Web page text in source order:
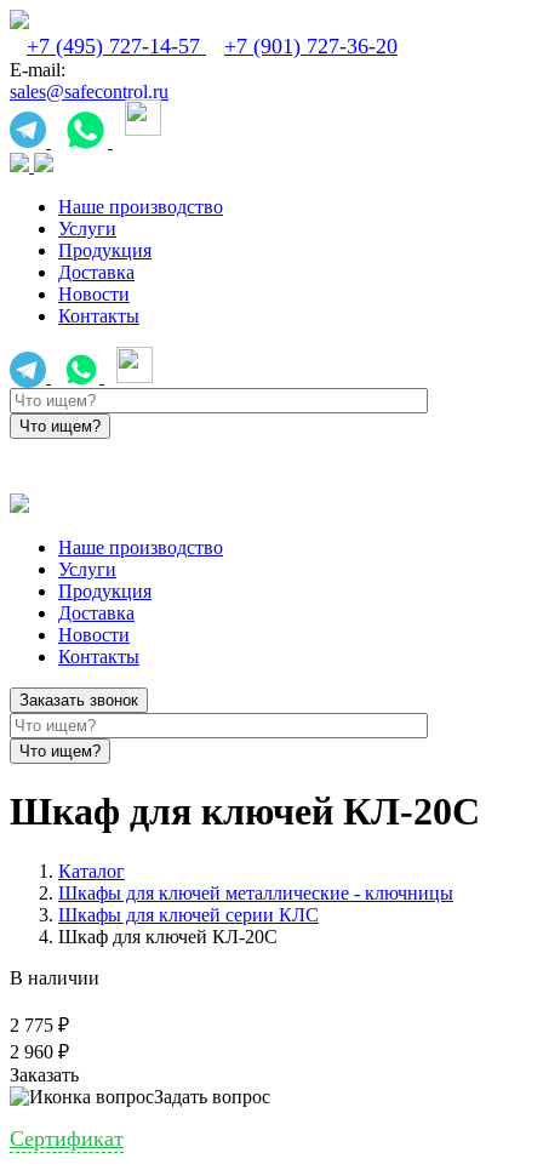
+7 (495) 727-14-57 +7 (901) 727-36-20
E-mail:
sales@safecontrol.ru
Наше производство
Услуги
Продукция
Доставка
Новости
Контакты
Наше производство
Услуги
Продукция
Доставка
Новости
Контакты
Заказать звонок
Шкаф для ключей КЛ-20С
Каталог
Шкафы для ключей металлические - ключницы
Шкафы для ключей серии КЛС
Шкаф для ключей КЛ-20С
В наличии
2 775 ₽
2 960 ₽
Заказать
Задать вопрос
Сертификат